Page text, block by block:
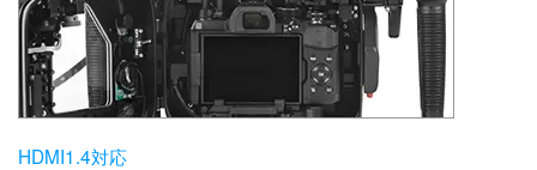
HDMI1.4対応